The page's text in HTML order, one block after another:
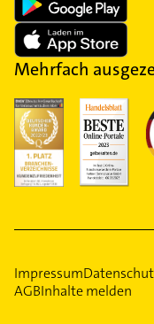
Mehrfach
Impressum
AGBInhalte melden